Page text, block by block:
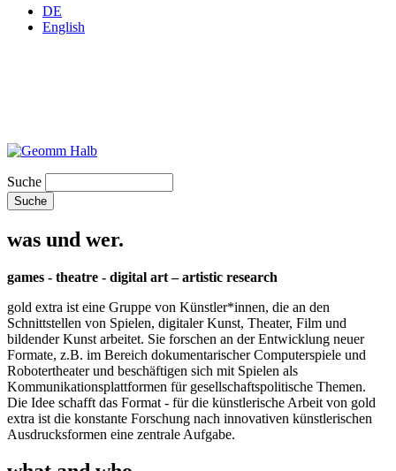
DE
English
Suche
was und wer.
games - theatre - digital art – artistic research
gold extra ist eine Gruppe von Künstler*innen, die an den
Schnittstellen von Spielen, digitaler Kunst, Theater, Film und
bildender Kunst arbeitet. Sie forschen an der Entwicklung neuer
Formate, z.B. im Bereich dokumentarischer Computerspiele und
Robotertheater und beschäftigen sich mit Spielen als
Kommunikationsplattformen für gesellschaftspolitische Themen.
Die Idee schafft das Format - für die künstlerische Arbeit von gold
extra ist die konstante Forschung nach innovativen künstlerischen
Ausdrucksformen eine zentrale Aufgabe.